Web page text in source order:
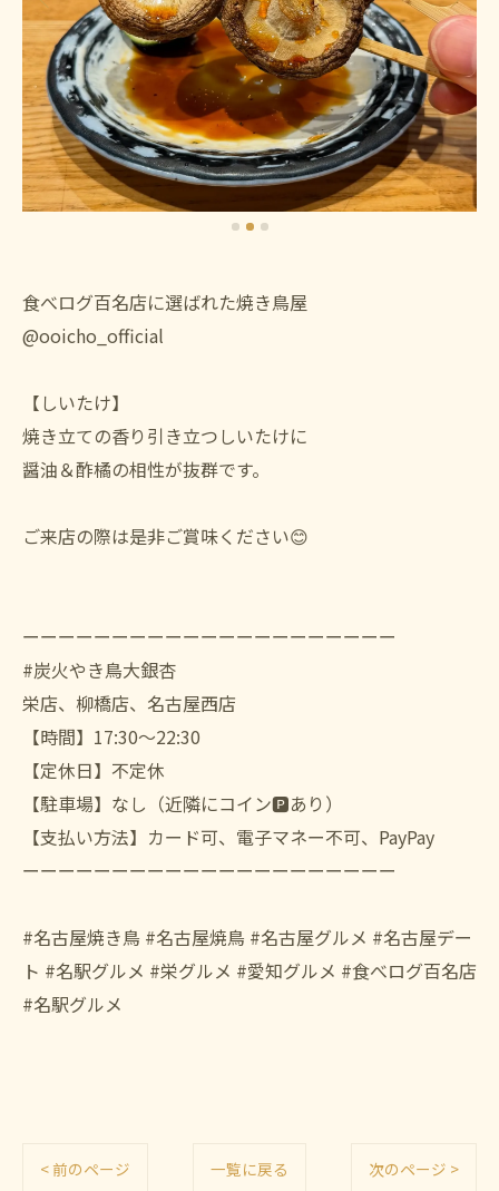
食べログ百名店に選ばれた焼き鳥屋
@ooicho_official
【しいたけ】
焼き立ての香り引き立つしいたけに
醤油＆酢橘の相性が抜群です。
ご来店の際は是非ご賞味ください😊
ーーーーーーーーーーーーーーーーーーーーー
#炭火やき鳥大銀杏
栄店、柳橋店、名古屋西店
【時間】17:30〜22:30
【定休日】不定休
【駐車場】なし（近隣にコイン🅿️あり）
【支払い方法】カード可、電子マネー不可、PayPay
ーーーーーーーーーーーーーーーーーーーーー
#名古屋焼き鳥 #名古屋焼鳥 #名古屋グルメ #名古屋デー
ト #名駅グルメ #栄グルメ #愛知グルメ #食べログ百名店
#名駅グルメ
< 前のページ 一覧に戻る 次のページ >